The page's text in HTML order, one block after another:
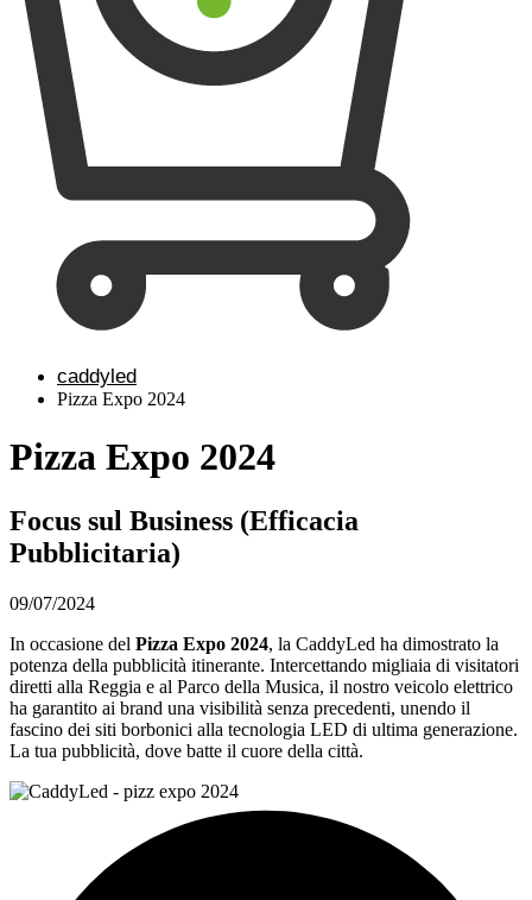
caddyled
Pizza Expo 2024
Pizza Expo 2024
Focus sul Business (Efficacia
Pubblicitaria)
09/07/2024
In occasione del Pizza Expo 2024, la CaddyLed ha dimostrato la
potenza della pubblicità itinerante. Intercettando migliaia di visitatori
diretti alla Reggia e al Parco della Musica, il nostro veicolo elettrico
ha garantito ai brand una visibilità senza precedenti, unendo il
fascino dei siti borbonici alla tecnologia LED di ultima generazione.
La tua pubblicità, dove batte il cuore della città.